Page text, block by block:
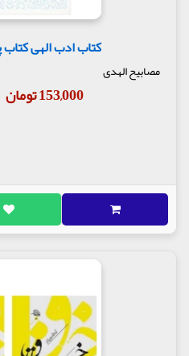
کتاب ادب الهی
مصابیح الهدی
153,000 تومان